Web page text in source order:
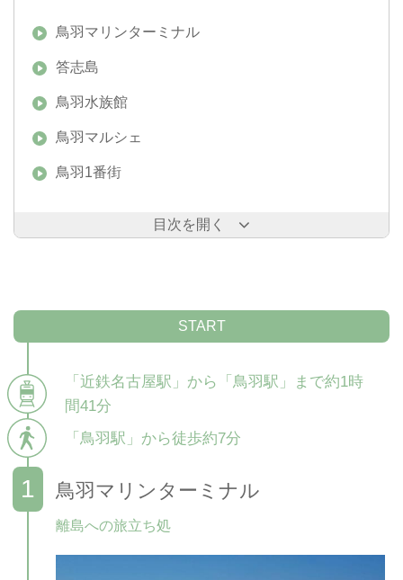
目次を開く
鳥羽マリンターミナル
答志島
鳥羽水族館
鳥羽マルシェ
鳥羽1番街
START
「近鉄名古屋駅」から「鳥羽駅」まで約1時
間41分
「鳥羽駅」から徒歩約7分
鳥羽マリンターミナル
離島への旅立ち処